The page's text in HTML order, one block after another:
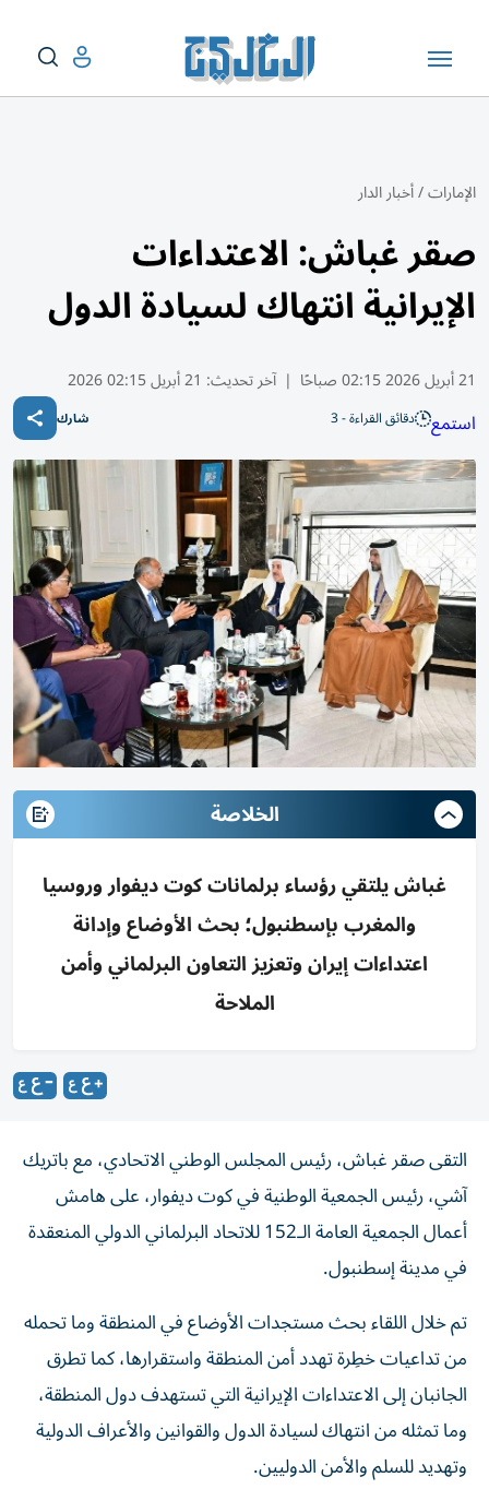
الإمارات/أخبار الدار
صقر غباش: الاعتداءات
الإيرانية انتهاك لسيادة الدول
21 أبريل 2026 02:15 صباحًا | آخر تحديث: 21 أبريل 02:15 2026
استمع دقائق القراءة - 3 شارك
الخلاصة
غباش يلتقي رؤساء برلمانات كوت ديفوار وروسيا
والمغرب بإسطنبول؛ بحث الأوضاع وإدانة
اعتداءات إيران وتعزيز التعاون البرلماني وأمن
الملاحة
التقى صقر غباش، رئيس المجلس الوطني الاتحادي، مع باتريك
آشي، رئيس الجمعية الوطنية في كوت ديفوار، على هامش
أعمال الجمعية العامة الـ152 للاتحاد البرلماني الدولي المنعقدة
في مدينة إسطنبول.
تم خلال اللقاء بحث مستجدات الأوضاع في المنطقة وما تحمله
من تداعيات خطِرة تهدد أمن المنطقة واستقرارها، كما تطرق
الجانبان إلى الاعتداءات الإيرانية التي تستهدف دول المنطقة،
وما تمثله من انتهاك لسيادة الدول والقوانين والأعراف الدولية
وتهديد للسلم والأمن الدوليين.